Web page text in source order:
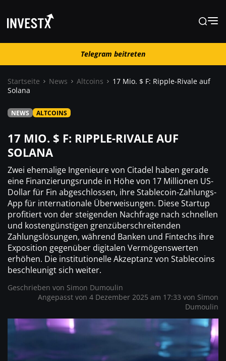
Telegram beitreten
Lernen
Trading
Wo kaufen ?
Casino
Telegram beitreten
Startseite News Altcoins
17 Mio. $ F: Ripple-Rivale auf
Solana
NEWS ALTCOINS
17 MIO. $ F: RIPPLE-RIVALE AUF
SOLANA
Zwei ehemalige Ingenieure von Citadel haben gerade
eine Finanzierungsrunde in Höhe von 17 Millionen US-
Dollar für Fin abgeschlossen, ihre Stablecoin-Zahlungs-
App für internationale Überweisungen. Diese Startup
profitiert von der steigenden Nachfrage nach schnellen
und kostengünstigen grenzüberschreitenden
Zahlungslösungen, während Banken und Fintechs ihre
Exposition gegenüber digitalen Vermögenswerten
erhöhen. Die institutionelle Akzeptanz von Stablecoins
beschleunigt sich weiter.
Geschrieben von Simon Dumoulin
Angepasst von 4 Dezember 2025 am 17:33 von Simon
Dumoulin